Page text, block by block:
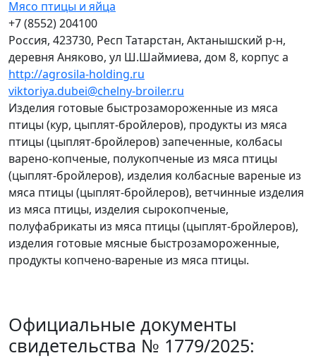
Мясо птицы и яйца
+7 (8552) 204100
Россия, 423730, Респ Татарстан, Актанышский р-н,
деревня Аняково, ул Ш.Шаймиева, дом 8, корпус а
http://agrosila-holding.ru
viktoriya.dubei@chelny-broiler.ru
Изделия готовые быстрозамороженные из мяса
птицы (кур, цыплят-бройлеров), продукты из мяса
птицы (цыплят-бройлеров) запеченные, колбасы
варено-копченые, полукопченые из мяса птицы
(цыплят-бройлеров), изделия колбасные вареные из
мяса птицы (цыплят-бройлеров), ветчинные изделия
из мяса птицы, изделия сырокопченые,
полуфабрикаты из мяса птицы (цыплят-бройлеров),
изделия готовые мясные быстрозамороженные,
продукты копчено-вареные из мяса птицы.
Официальные документы
свидетельства № 1779/2025: